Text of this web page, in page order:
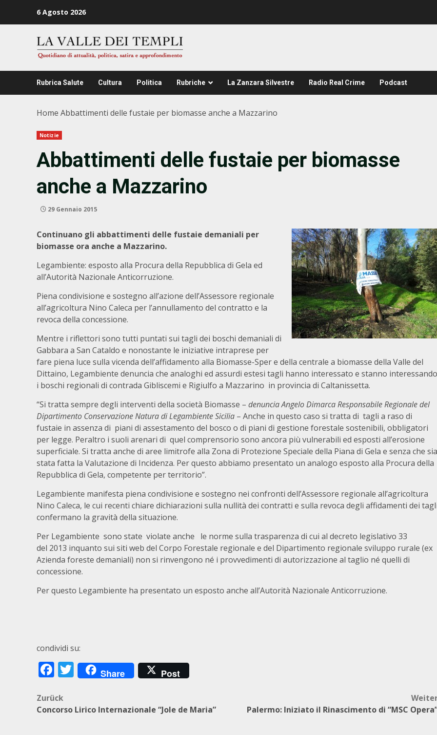
6 Agosto 2026
Rubrica Salute Cultura Politica Rubriche La Zanzara Silvestre Radio Real Crime Podcast
Home Abbattimenti delle fustaie per biomasse anche a Mazzarino
Notizie
Abbattimenti delle fustaie per biomasse
anche a Mazzarino
29 Gennaio 2015
Continuano gli abbattimenti delle fustaie demaniali per
biomasse ora anche a Mazzarino.
Legambiente: esposto alla Procura della Repubblica di Gela ed
all’Autorità Nazionale Anticorruzione.
Piena condivisione e sostegno all’azione dell’Assessore regionale
all’agricoltura Nino Caleca per l’annullamento del contratto e la
revoca della concessione.
Mentre i riflettori sono tutti puntati sui tagli dei boschi demaniali di
Gabbara a San Cataldo e nonostante le iniziative intraprese per
fare piena luce sulla vicenda dell’affidamento alla Biomasse-Sper e della centrale a biomasse della Valle del
Dittaino, Legambiente denuncia che analoghi ed assurdi estesi tagli hanno interessato e stanno interessando
i boschi regionali di contrada Gibliscemi e Rigiulfo a Mazzarino in provincia di Caltanissetta.
“Si tratta sempre degli interventi della società Biomasse – denuncia Angelo Dimarca Responsabile Regionale del
Dipartimento Conservazione Natura di Legambiente Sicilia – Anche in questo caso si tratta di tagli a raso di
fustaie in assenza di piani di assestamento del bosco o di piani di gestione forestale sostenibili, obbligatori
per legge. Peraltro i suoli arenari di quel comprensorio sono ancora più vulnerabili ed esposti all’erosione
superficiale. Si tratta anche di aree limitrofe alla Zona di Protezione Speciale della Piana di Gela e senza che sia
stata fatta la Valutazione di Incidenza. Per questo abbiamo presentato un analogo esposto alla Procura della
Repubblica di Gela, competente per territorio”.
Legambiente manifesta piena condivisione e sostegno nei confronti dell’Assessore regionale all’agricoltura
Nino Caleca, le cui recenti chiare dichiarazioni sulla nullità dei contratti e sulla revoca degli affidamenti dei
confermano la gravità della situazione.
Per Legambiente sono state violate anche le norme sulla trasparenza di cui al decreto legislativo 33
del 2013 inquanto sui siti web del Corpo Forestale regionale e del Dipartimento regionale sviluppo rurale (ex
Azienda foreste demaniali) non si rinvengono né i provvedimenti di autorizzazione al taglio né quelli di
concessione.
Per questo Legambiente ha presentato un esposto anche all’Autorità Nazionale Anticorruzione.
condividi su:
Facebook
Twitter
Share Post
Beitragsnavigation
Zurück
Concorso Lirico Internazionale “Jole de Maria”
Palermo: Iniziato il Rinascimento di “MSC